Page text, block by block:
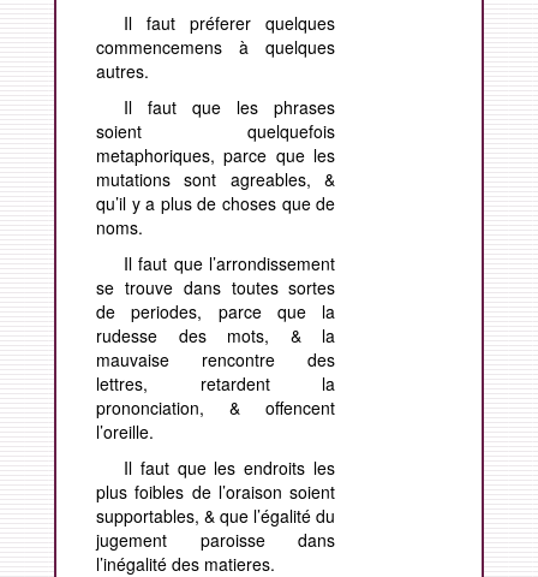
Il faut préferer quelques
commencemens à quelques
autres.
Il faut que les phrases
soient quelquefois
metaphoriques, parce que les
mutations sont agreables, &
qu’il y a plus de choses que de
noms.
Il faut que l’arrondissement
se trouve dans toutes sortes
de periodes, parce que la
rudesse des mots, & la
mauvaise rencontre des
lettres, retardent la
prononciation, &
offencent
l’oreille.
Il faut que les endroits les
plus foibles de l’oraison soient
supportables, & que l’égalité du
jugement paroisse dans
l’inégalité des matieres.